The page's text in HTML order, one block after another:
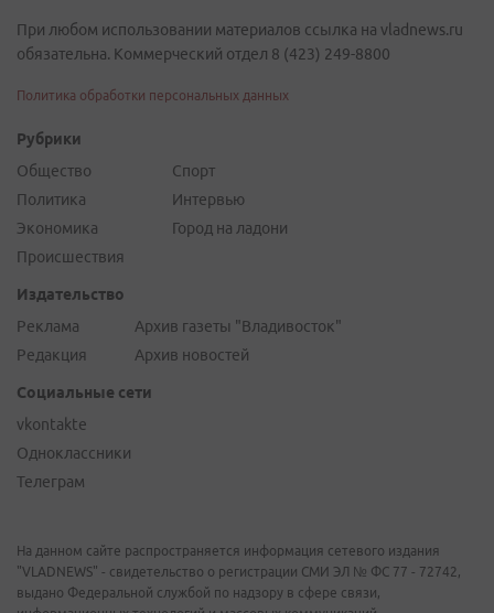
При любом использовании материалов ссылка на vladnews.ru
обязательна. Коммерческий отдел 8 (423) 249-8800
Политика обработки персональных данных
Рубрики
Общество
Политика
Экономика
Происшествия
Спорт
Интервью
Город на ладони
Издательство
Реклама
Редакция
Архив газеты "Владивосток"
Архив новостей
Социальные сети
vkontakte
Одноклассники
Телеграм
На данном сайте распространяется информация сетевого издания
"VLADNEWS" - свидетельство о регистрации СМИ ЭЛ № ФС 77 - 72742,
выдано Федеральной службой по надзору в сфере связи,